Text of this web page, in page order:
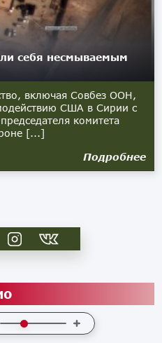
себя несмываемым
включая Совбез ООН,
США в Сирии с
комитета
[...]
Подробнее